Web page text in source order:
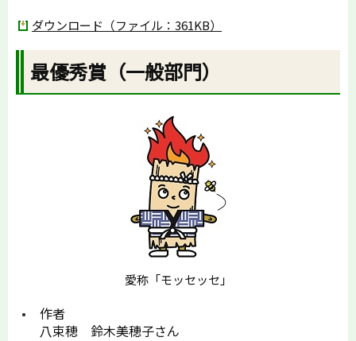
ダウンロード（ファイル：361KB）
最優秀賞（一般部門）
愛称「モッセッセ」
作者
八束穂 鈴木美穂子さん